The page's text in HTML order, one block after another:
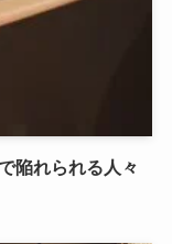
陥れられる人々